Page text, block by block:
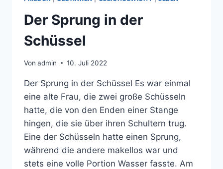
Der Sprung in der
Schüssel
Von admin 10. Juli 2022
Der Sprung in der Schüssel Es war einmal
eine alte Frau, die zwei große Schüsseln
hatte, die von den Enden einer Stange
hingen, die sie über ihren Schultern trug.
Eine der Schüsseln hatte einen Sprung,
während die andere makellos war und
stets eine volle Portion Wasser fasste. Am